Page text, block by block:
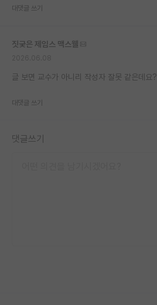
대댓글 쓰기
짓궂은 제임스 맥스웰
글 보면 교수가 아니리 작성자 잘못 같은데요?
대댓글 쓰기
댓글쓰기